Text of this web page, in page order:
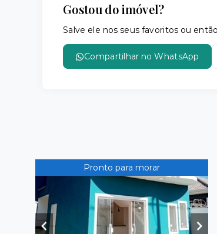
Gostou do imóvel?
Salve ele nos seus favoritos ou
Compartilhar no WhatsApp
Pronto para morar